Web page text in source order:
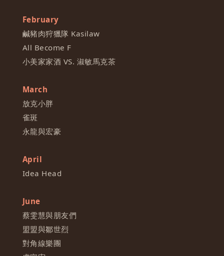
February
鹹豬肉狩獵隊 Kasilaw
All Become F
小美家家酒 VS. 淑敏馬克茶
March
放克小胖
雀斑
永龍與宏豪
April
Idea Head
June
蔡雯慧與朋友們
盟盟與鄒世烈
對角線樂團